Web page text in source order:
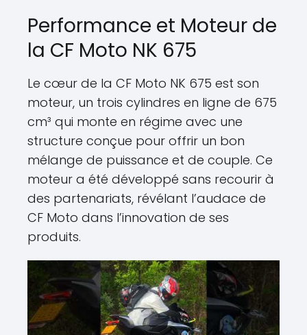
Performance et Moteur de
la CF Moto NK 675
Le cœur de la CF Moto NK 675 est son
moteur, un trois cylindres en ligne de 675
cm³ qui monte en régime avec une
structure conçue pour offrir un bon
mélange de puissance et de couple. Ce
moteur a été développé sans recourir à
des partenariats, révélant l’audace de
CF Moto dans l’innovation de ses
produits.